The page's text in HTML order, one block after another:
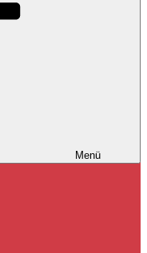
Menü